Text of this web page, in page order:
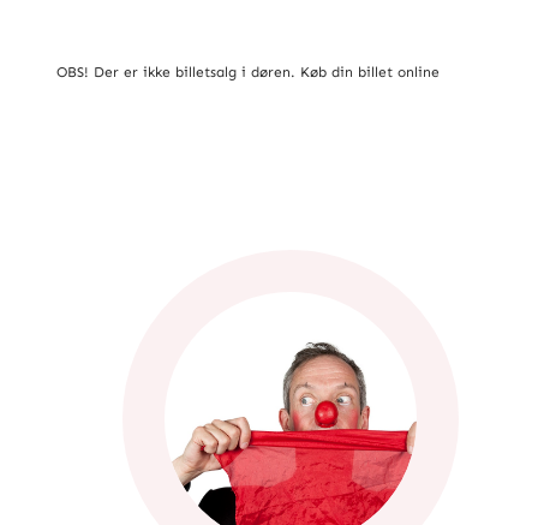
OBS! Der er ikke billetsalg i døren. Køb din billet online